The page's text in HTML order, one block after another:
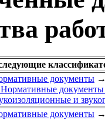
документы
документы
и
документы